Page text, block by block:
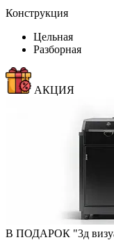
Конструкция
Цельная
Разборная
АКЦИЯ
В ПОДАРОК "3д